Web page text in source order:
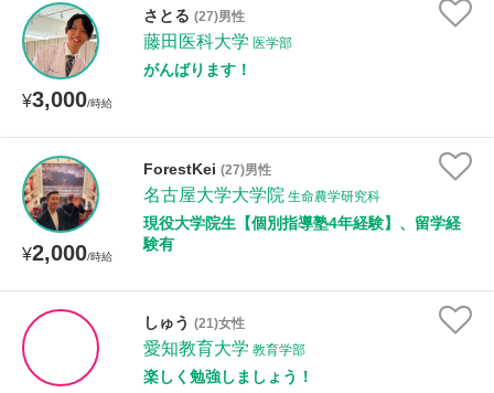
¥3,000/時給
さとる (27)男性
藤田医科大学 医学部
がんばります！
¥2,000/時給
ForestKei (27)男性
名古屋大学大学院 生命農学研究科
現役大学院生【個別指導塾4年経験】、留学経
験有
しゅう (21)女性
愛知教育大学 教育学部
楽しく勉強しましょう！